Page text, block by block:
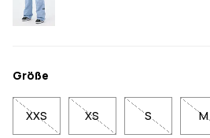
Größe
XXS XS S M